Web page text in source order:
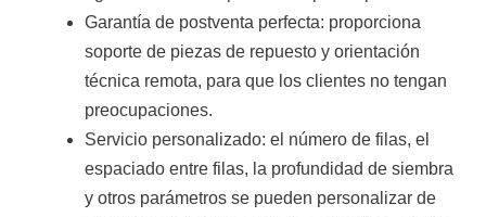
Garantía de postventa perfecta: proporciona
soporte de piezas de repuesto y orientación
técnica remota, para que los clientes no tengan
preocupaciones.
Servicio personalizado: el número de filas, el
espaciado entre filas, la profundidad de siembra
y otros parámetros se pueden personalizar de